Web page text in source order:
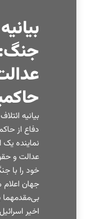
جنگ:
بیانیه
دفاع از
نماینده
عدالت و
خود را با
جهان
اخیر